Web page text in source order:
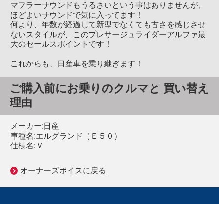
マフラーサウンドもうるさいという事はありませんが、
ほどよいサウンドで気に入ってます！
何より、年数が経過して新型でなくても古さを感じさせ
ないスタイルが、このプレサージュライダーアルファ最
大のセールスポイントです！
これからも、日産車を乗り継ぎます！
ご購入前にお乗りのクルマと 買い替え
理由
メーカー:日産
車種名:エルグランド（Ｅ５０）
仕様名:Ｖ
オーナーズボイスに戻る